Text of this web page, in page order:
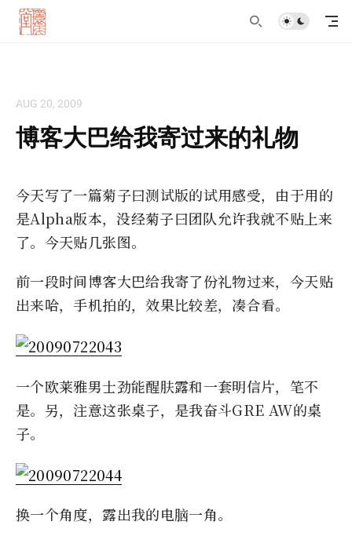
AUG 20, 2009
博客大巴给我寄过来的礼物
今天写了一篇菊子曰测试版的试用感受，由于用的
是Alpha版本，没经菊子曰团队允许我就不贴上来
了。今天贴几张图。
前一段时间博客大巴给我寄了份礼物过来，今天贴
出来哈，手机拍的，效果比较差，凑合看。
一个欧莱雅男士劲能醒肤露和一套明信片，笔不
是。另，注意这张桌子，是我奋斗GRE AW的桌
子。
换一个角度，露出我的电脑一角。